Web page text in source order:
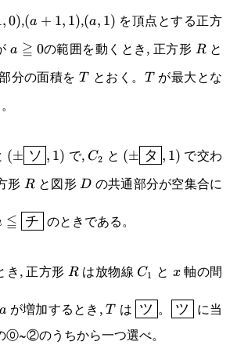
コ}}}セ}}}
,0),(a+1,1)
(a + 1, 1),(a,1)
(a, 1) を頂点とする正方
a\geqq0
a ≧ 0の範囲を動くとき, 正方形 R
Rと
分の面積をT
T とおく。 T
T が最大とな
(\pm\boxed{\text{ソ}},1)
(± ソ , 1) で, C_2
C2 と (± タ , 1) で交わ
形 R
Rと図形D
D の共通部分が空集合に
≦ チ のときである。
き, 正方形 R
R は放物線 C_1
C1 と x軸の間
a が増加するとき, T
T は \boxed{\text{
ツ 。 ツ
に当
⓪~②のうちから一つ選べ。